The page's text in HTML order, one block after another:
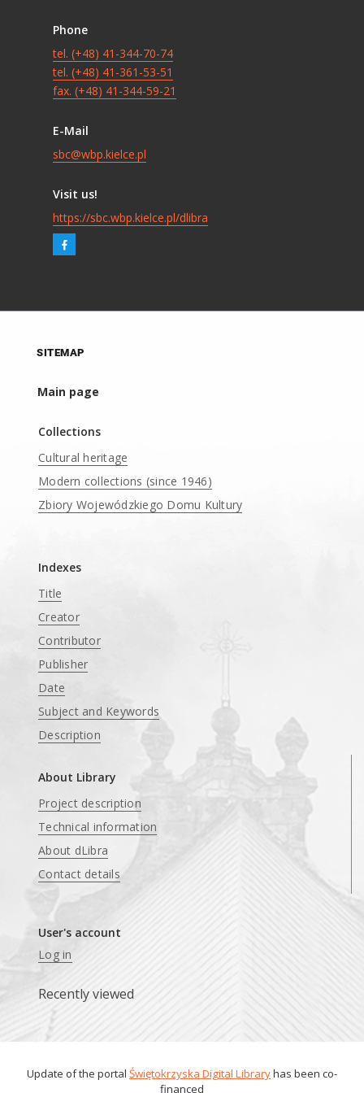
Phone
tel. (+48) 41-344-70-74
tel. (+48) 41-361-53-51
fax. (+48) 41-344-59-21
E-Mail
sbc@wbp.kielce.pl
Visit us!
https://sbc.wbp.kielce.pl/dlibra
SITEMAP
Main page
Collections
Cultural heritage
Modern collections (since 1946)
Zbiory Wojewódzkiego Domu Kultury
Indexes
Title
Creator
Contributor
Publisher
Date
Subject and Keywords
Description
About Library
Project description
Technical information
About dLibra
Contact details
User's account
Log in
Recently viewed
Update of the portal Świętokrzyska Digital Libraryhas been co-
financed